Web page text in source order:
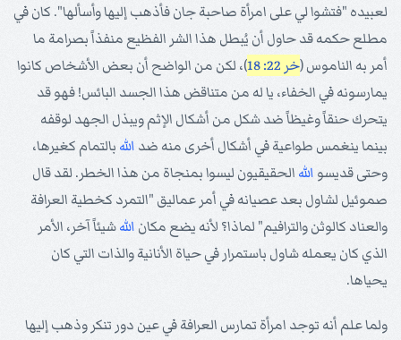
لعبيده "فتشوا لي على امرأة صاحبة جان فأذهب إليها وأسألها". كان في
مطلع حكمه قد حاول أن يُبطل هذا الشر الفظيع منفذاً بصرامة ما
أمر به الناموس (خر 22: 18
)، لكن من الواضح أن بعض الأشخاص كانوا
يمارسونه في الخفاء، يا له من متناقض هذا الجسد البائس! فهو قد
يتحرك حنقاً وغيظاً ضد شكل من أشكال الإثم ويبذل الجهد لوقفه
بينما ينغمس طواعية في أشكال أخرى منه ضد الله بالتمام كغيرها،
وحتى قديسو الله الحقيقيون ليسوا بمنجاة من هذا الخطر. لقد قال
صموئيل لشاول بعد عصيانه في أمر عماليق "التمرد كخطية العرافة
والعناد كالوثن والترافيم" لماذا؟ لأنه يضع مكان اللهشيئاً آخر، الأمر
الذي كان يعمله شاول باستمرار في حياة الأنانية والذات التي كان
يحياها.
ولما علم أنه توجد امرأة تمارس العرافة في عين دور تنكر وذهب إليها